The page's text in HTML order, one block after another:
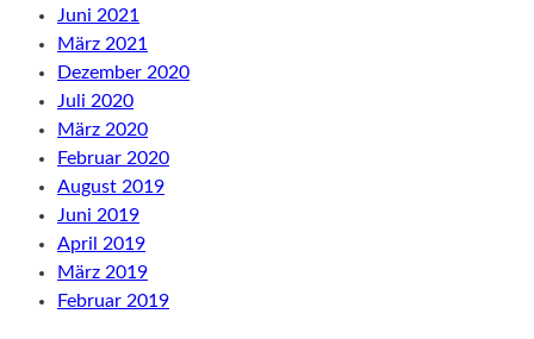
Juni 2021
März 2021
Dezember 2020
Juli 2020
März 2020
Februar 2020
August 2019
Juni 2019
April 2019
März 2019
Februar 2019